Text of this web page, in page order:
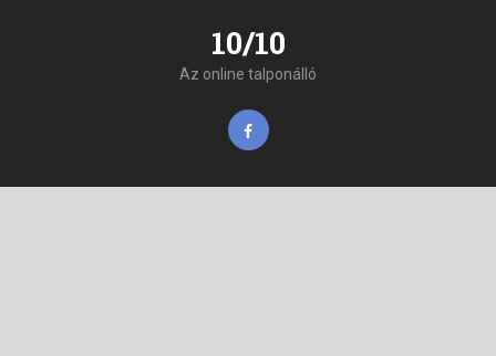
10/10
Az online talponálló